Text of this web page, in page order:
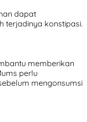
dapat
terjadinya konstipasi.
memberikan
perlu
mengonsumsi